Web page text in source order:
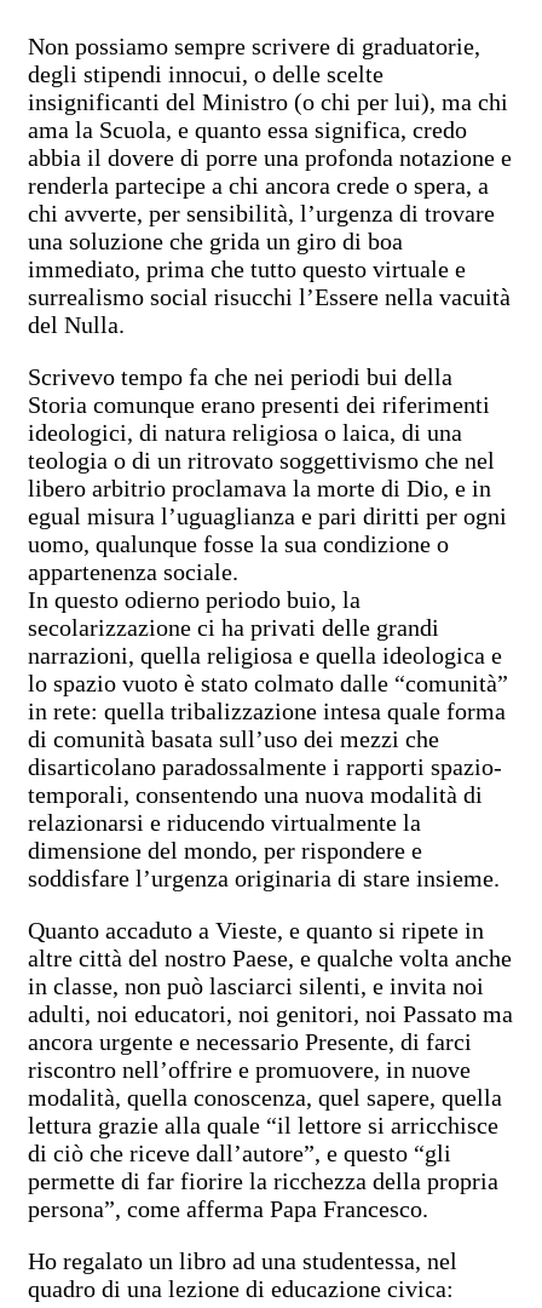
Non possiamo sempre scrivere di graduatorie,
degli stipendi innocui, o delle scelte
insignificanti del Ministro (o chi per lui), ma chi
ama la Scuola, e quanto essa significa, credo
abbia il dovere di porre una profonda notazione e
renderla partecipe a chi ancora crede o spera, a
chi avverte, per sensibilità, l’urgenza di trovare
una soluzione che grida un giro di boa
immediato, prima che tutto questo virtuale e
surrealismo social risucchi l’Essere nella vacuità
del Nulla.
Scrivevo tempo fa che nei periodi bui della
Storia comunque erano presenti dei riferimenti
ideologici, di natura religiosa o laica, di una
teologia o di un ritrovato soggettivismo che nel
libero arbitrio proclamava la morte di Dio, e in
egual misura l’uguaglianza e pari diritti per ogni
uomo, qualunque fosse la sua condizione o
appartenenza sociale.
In questo odierno periodo buio, la
secolarizzazione ci ha privati delle grandi
narrazioni, quella religiosa e quella ideologica e
lo spazio vuoto è stato colmato dalle “comunità”
in rete: quella tribalizzazione intesa quale forma
di comunità basata sull’uso dei mezzi che
disarticolano paradossalmente i rapporti spazio-
temporali, consentendo una nuova modalità di
relazionarsi e riducendo virtualmente la
dimensione del mondo, per rispondere e
soddisfare l’urgenza originaria di stare insieme.
Quanto accaduto a Vieste, e quanto si ripete in
altre città del nostro Paese, e qualche volta anche
in classe, non può lasciarci silenti, e invita noi
adulti, noi educatori, noi genitori, noi Passato ma
ancora urgente e necessario Presente, di farci
riscontro nell’offrire e promuovere, in nuove
modalità, quella conoscenza, quel sapere, quella
lettura grazie alla quale “il lettore si arricchisce
di ciò che riceve dall’autore”, e questo “gli
permette di far fiorire la ricchezza della propria
persona”, come afferma Papa Francesco.
Ho regalato un libro ad una studentessa, nel
quadro di una lezione di educazione civica: